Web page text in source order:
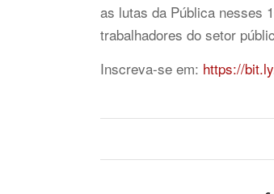
as lutas da Pública nesses
trabalhadores do setor
Inscreva-se em: https://